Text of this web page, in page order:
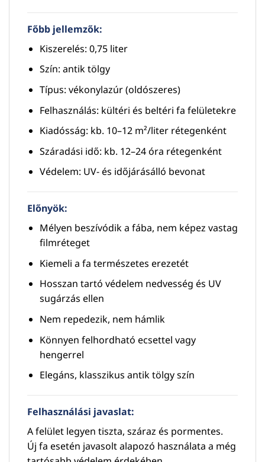
Főbb jellemzők:
Kiszerelés: 0,75 liter
Szín: antik tölgy
Típus: vékonylazúr (oldószeres)
Felhasználás: kültéri és beltéri fa felületekre
Kiadósság: kb. 10–12 m²/liter rétegenként
Száradási idő: kb. 12–24 óra rétegenként
Védelem: UV- és időjárásálló bevonat
Előnyök:
Mélyen beszívódik a fába, nem képez vastag
filmréteget
Kiemeli a fa természetes erezetét
Hosszan tartó védelem nedvesség és UV
sugárzás ellen
Nem repedezik, nem hámlik
Könnyen felhordható ecsettel vagy
hengerrel
Elegáns, klasszikus antik tölgy szín
Felhasználási javaslat:
A felület legyen tiszta, száraz és pormentes.
Új fa esetén javasolt alapozó használata a még